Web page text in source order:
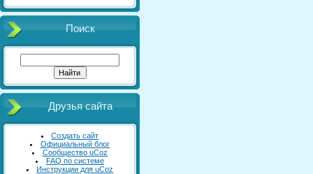
Поиск
Друзья сайта
Создать сайт
Официальный блог
Сообщество uCoz
FAQ по системе
Инструкции для uCoz